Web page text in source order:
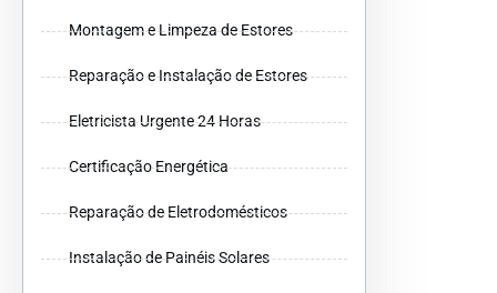
Montagem e Limpeza de Estores
Reparação e Instalação de Estores
Eletricista Urgente 24 Horas
Certificação Energética
Reparação de Eletrodomésticos
Instalação de Painéis Solares